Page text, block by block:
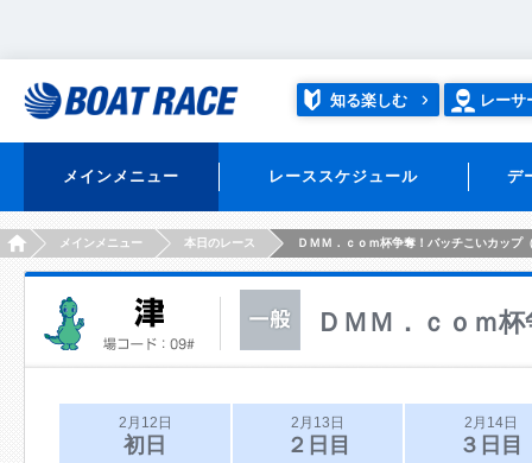
知る楽しむ レーサ
メインメニュー レーススケジュール デ
HOMEメインメニュー 本日のレース ＤＭＭ．ｃｏｍ杯争奪！バッチこいカップ
ＤＭＭ．ｃｏｍ
2月12日
初日
2月13日
２日目
2月14日
３日目